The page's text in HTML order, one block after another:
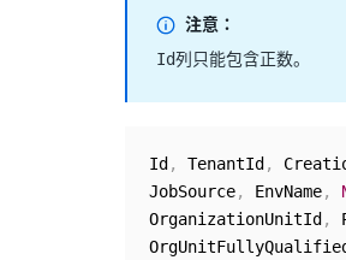
注意：
Id列只能包含正数。
Id , TenantId ,
JobSource, EnvName,
OrganizationUnitId ,